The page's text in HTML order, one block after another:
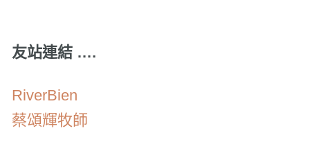
友站連結 ….
RiverBien
蔡頌輝牧師